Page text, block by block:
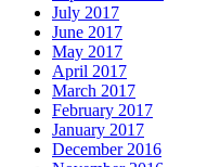
July 2017
June 2017
May 2017
April 2017
March 2017
February 2017
January 2017
December 2016